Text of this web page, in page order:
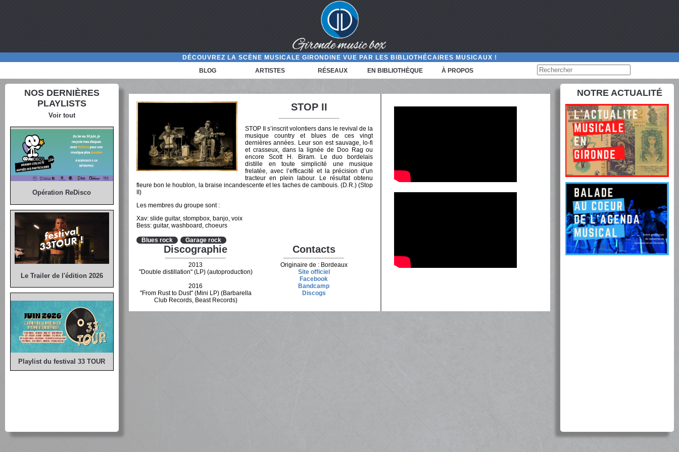
DÉCOUVREZ LA SCÈNE MUSICALE GIRONDINE VUE PAR LES BIBLIOTHÉCAIRES MUSICAUX !
BLOG
ARTISTES RÉSEAUX EN BIBLIOTHÈQUE À PROPOS
NOS DERNIÈRES
PLAYLISTS
Voir tout
Opération ReDisco
Le Trailer de l'édition 2026
Playlist du festival 33 TOUR
STOP II
STOP II s’inscrit volontiers dans le revival de la
musique country et blues de ces vingt
dernières années. Leur son est sauvage, lo-fi
et crasseux, dans la lignée de Doo Rag ou
encore Scott H. Biram. Le duo bordelais
distille en toute simplicité une musique
frelatée, avec l’efficacité et la précision d’un
tracteur en plein labour. Le résultat obtenu
fleure bon le houblon, la braise incandescente et les taches de cambouis. (D.R.) (Stop
II)
Les membres du groupe sont :
Xav: slide guitar, stompbox, banjo, voix
Bess: guitar, washboard, choeurs
Blues rock Garage rock
Discographie
2013
"Double distillation" (LP) (autoproduction)
2016
"From Rust to Dust" (Mini LP) (Barbarella
Club Records, Beast Records)
Contacts
Originaire de : Bordeaux
Site officiel
Facebook
Bandcamp
Discogs
NOTRE ACTUALITÉ